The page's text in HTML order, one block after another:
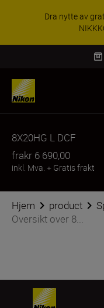
Dra nytte av
8X20HG L DCF
frakr 6 690,00
inkl. Mva. + Gratis frakt
Hjem product
Oversikt over 8...